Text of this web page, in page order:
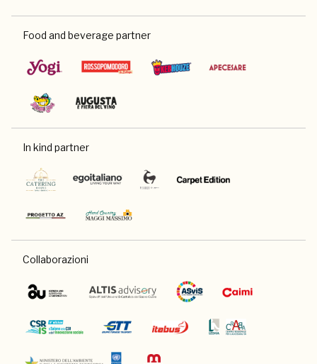
Food and beverage partner
In kind partner
Collaborazioni